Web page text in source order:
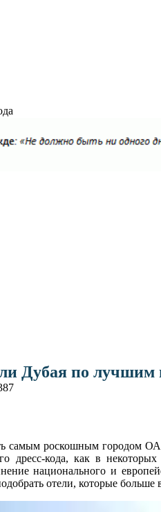
Дубая по лучшим
самым роскошным городом
дресс-кода, как в
национального и
отели, которые